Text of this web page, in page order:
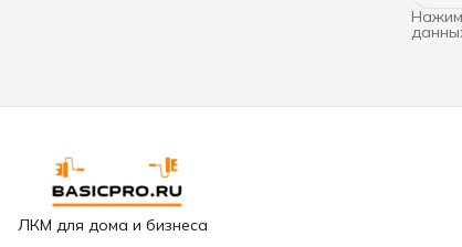
ЛКМ для дома и бизнеса